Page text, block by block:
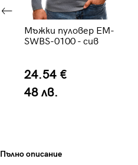
Мъжки пуловер EM-
SWBS-0100 - сив
24.54 €
48 лв.
Пълно описание